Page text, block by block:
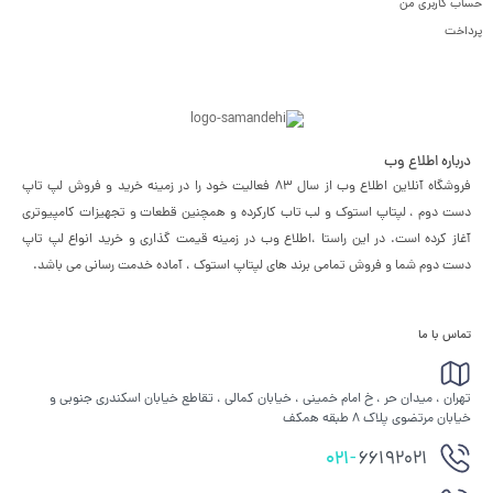
حساب کاربری من
پرداخت
درباره اطلاع وب
فروشگاه آنلاین اطلاع وب از سال 83 فعالیت خود را در زمینه خرید و فروش لپ تاپ
دست دوم ، لپتاپ استوک و لب تاب کارکرده و همچنین قطعات و تجهیزات کامپیوتری
آغاز کرده است. در این راستا ،‌اطلاع وب در زمینه قیمت گذاری و خرید انواع لپ تاپ
دست دوم شما و فروش تمامی برند های لپتاپ استوک ، آماده خدمت رسانی می باشد.
تماس با ما
تهران ، میدان حر ، خ امام خمینی ، خیابان کمالی ، تقاطع خیابان اسکندری جنوبی و
خیابان مرتضوی پلاک 8 طبقه همکف
021-66192021